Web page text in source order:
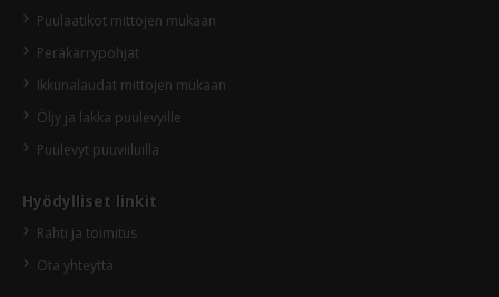
Puulaatikot mittojen mukaan
Peräkärrypohjat
Ikkunalaudat mittojen mukaan
Öljy ja lakka puulevyille
Puulevyt puuviiluilla
Hyödylliset linkit
Rahti ja toimitus
Ota yhteyttä